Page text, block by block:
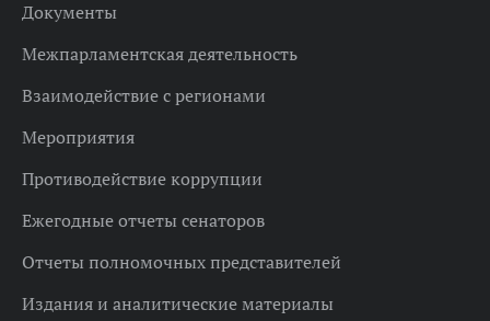
Документы
Межпарламентская деятельность
Взаимодействие с регионами
Мероприятия
Противодействие коррупции
Ежегодные отчеты сенаторов
Отчеты полномочных представителей
Издания и аналитические материалы